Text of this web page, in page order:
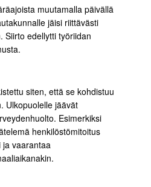
muutamalla päivällä
jäisi riittävästi
Siirto edellytti työriidan
siten, että se kohdistuu
Ulkopuolelle jäävät
Esimerkiksi
henkilöstömitoitus
vaarantaa